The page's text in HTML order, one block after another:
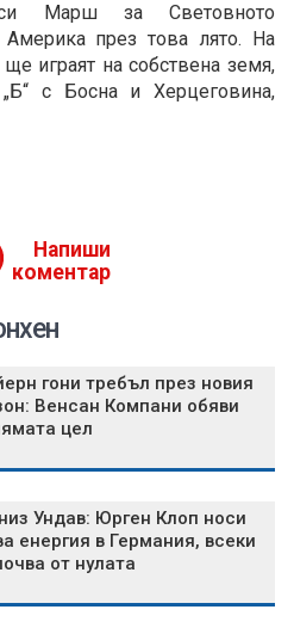
Марш за Световното
през това лято. На
играят на собствена земя,
с Босна и Херцеговина,
Напиши
коментар
гони требъл през новия
Венсан Компани обяви
цел
Ундав: Юрген Клоп носи
енергия в Германия, всеки
от нулата